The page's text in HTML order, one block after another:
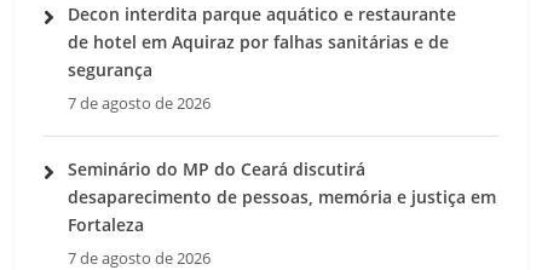
Decon interdita parque aquático e restaurante
de hotel em Aquiraz por falhas sanitárias e de
segurança
7 de agosto de 2026
Seminário do MP do Ceará discutirá
desaparecimento de pessoas, memória e justiça em
Fortaleza
7 de agosto de 2026